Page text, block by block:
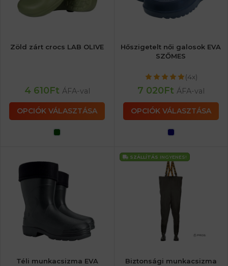
Zöld zárt crocs LAB OLIVE
4 610Ft ÁFA-val
OPCIÓK VÁLASZTÁSA
Hőszigetelt női galosok EVA
SZŐMES
(4x)
7 020Ft ÁFA-val
OPCIÓK VÁLASZTÁSA
Téli munkacsizma EVA
SZÁLLÍTÁS INGYENES!
Biztonsági munkacsizma